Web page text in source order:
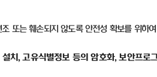
조 또는 훼손되지 않도록 안전성 확보를 위하
치 , 고유식별정보 등의 암호화, 보안프로